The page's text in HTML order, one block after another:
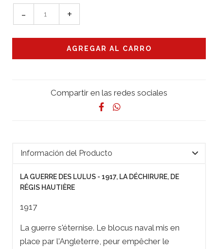
- +
Compartir en las redes sociales
Información del Producto
LA GUERRE DES LULUS - 1917, LA DÉCHIRURE, DE
RÉGIS HAUTIÈRE
1917
La guerre s'éternise. Le blocus naval mis en
place par l'Angleterre, peur empêcher le